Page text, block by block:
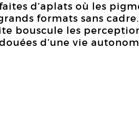
d’aplats où les
formats sans
bouscule les
d’une vie